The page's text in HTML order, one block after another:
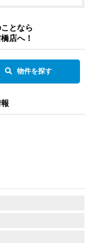
となら
店へ！
物件を探す